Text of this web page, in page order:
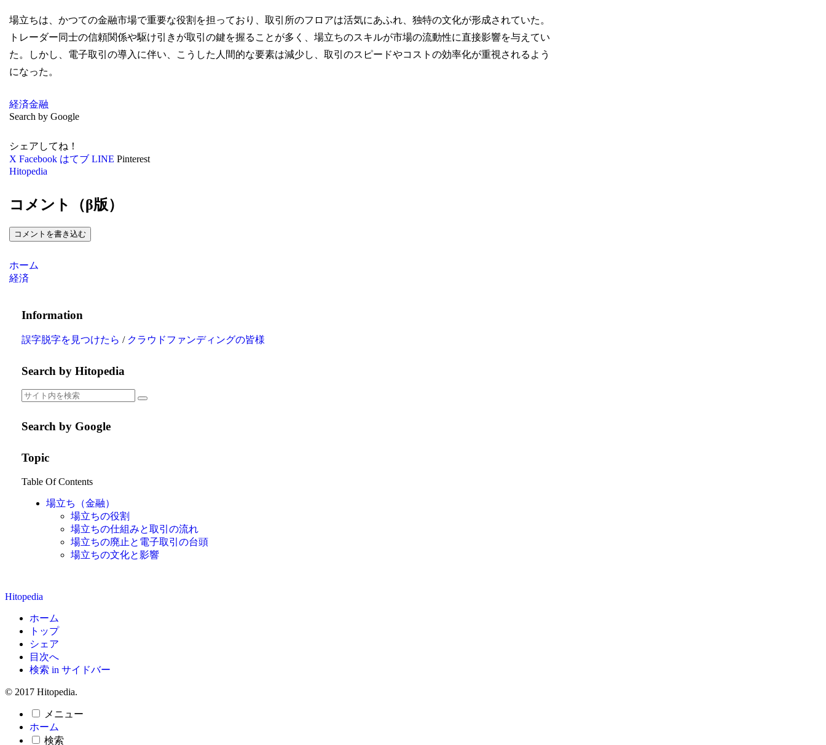
場立ちは、かつての金融市場で重要な役割を担っており、取引所のフロアは活気にあふれ、独特の文化が形成されていた。
トレーダー同士の信頼関係や駆け引きが取引の鍵を握ることが多く、場立ちのスキルが市場の流動性に直接影響を与えてい
た。しかし、電子取引の導入に伴い、こうした人間的な要素は減少し、取引のスピードやコストの効率化が重視されるよう
になった。
経済金融
Search by Google
シェアしてね！
X Facebook はてブ LINE Pinterest
Hitopedia
コメント（β版）
コメントを書き込む
ホーム
経済
Information
誤字脱字を見つけたら / クラウドファンディングの皆様
Search by Hitopedia
Search by Google
Topic
Table Of Contents
場立ち（金融）
場立ちの役割
場立ちの仕組みと取引の流れ
場立ちの廃止と電子取引の台頭
場立ちの文化と影響
Hitopedia
ホーム
トップ
シェア
目次へ
検索 in サイドバー
© 2017 Hitopedia.
メニュー
ホーム
検索